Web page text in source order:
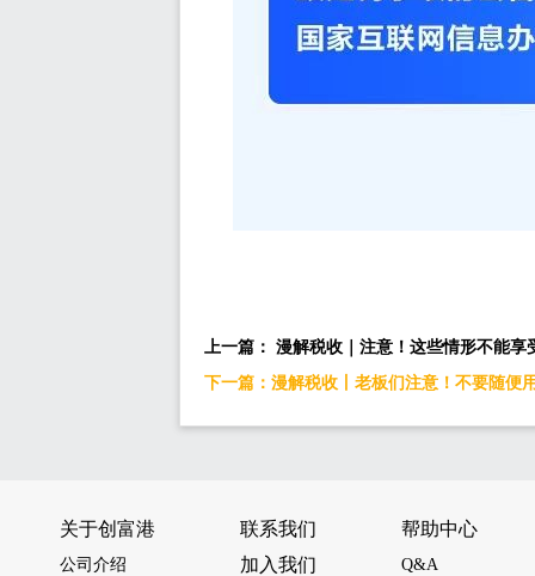
上一篇： 漫解税收｜注意！这些情形不能
下一篇：漫解税收丨老板们注意！不要随便
关于创富港
公司介绍
联系我们
加入我们
帮助中心
Q&A